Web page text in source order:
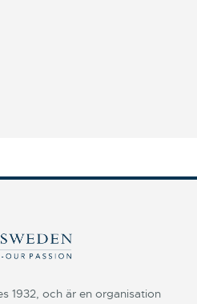
1932, och är en organisation